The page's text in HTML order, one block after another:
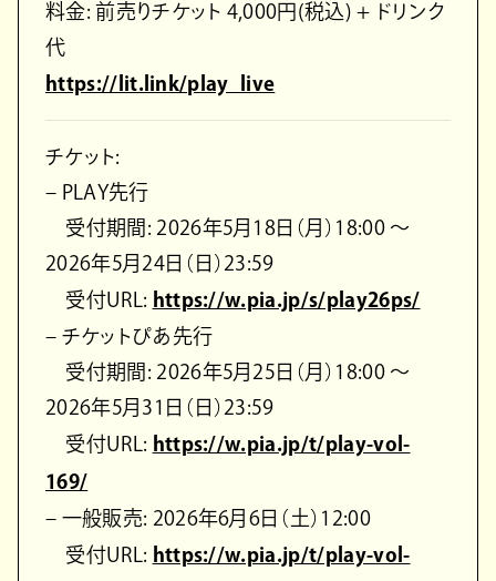
料金: 前売りチケット 4,000円(税込) + ドリンク
代
https://lit.link/play_live
チケット:
– PLAY先行
受付期間: 2026年5月18日（月）18:00 ～
2026年5月24日（日）23:59
受付URL: https://w.pia.jp/s/play26ps/
– チケットぴあ先行
受付期間: 2026年5月25日（月）18:00 ～
2026年5月31日（日）23:59
受付URL: https://w.pia.jp/t/play-vol-
169/
– 一般販売: 2026年6月6日（土）12:00
受付URL: https://w.pia.jp/t/play-vol-